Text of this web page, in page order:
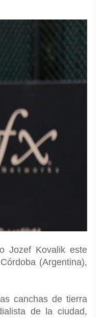
Jozef Kovalikeste
(Argentina),
canchas de tierra
de la ciudad,